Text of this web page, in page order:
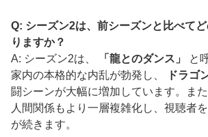
Q: シーズン2は、前シーズンと比べて
りますか？
A: シーズン2は、
「龍とのダンス」
と
家内の本格的な内乱が勃発し、
ドラゴ
闘シーンが大幅に増加しています。ま
人間関係もより一層複雑化し、視聴者
が続きます。